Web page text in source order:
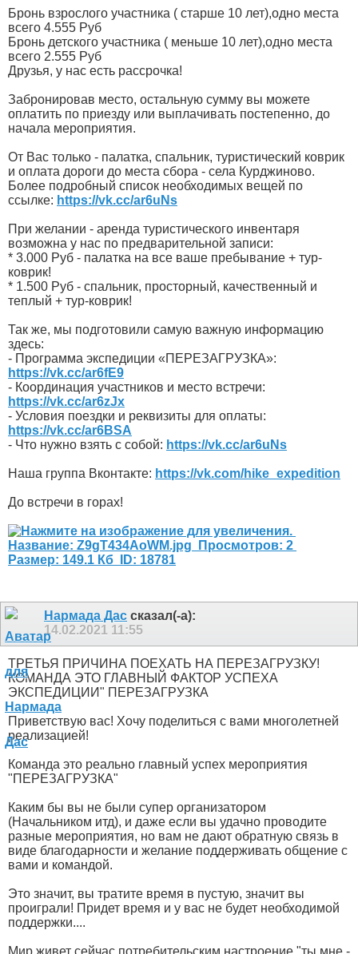
Бронь взрослого участника ( старше 10 лет),одно места
всего 4.555 Руб
Бронь детского участника ( меньше 10 лет),одно места
всего 2.555 Руб
Друзья, у нас есть рассрочка!
Забронировав место, остальную сумму вы можете
оплатить по приезду или выплачивать постепенно, до
начала мероприятия.
От Вас только - палатка, спальник, туристический коврик
и оплата дороги до места сбора - села Курджиново.
Более подробный список необходимых вещей по
ссылке: https://vk.cc/ar6uNs
При желании - аренда туристического инвентаря
возможна у нас по предварительной записи:
* 3.000 Руб - палатка на все ваше пребывание + тур-
коврик!
* 1.500 Руб - спальник, просторный, качественный и
теплый + тур-коврик!
Так же, мы подготовили самую важную информацию
здесь:
- Программа экспедиции «ПЕРЕЗАГРУЗКА»:
https://vk.cc/ar6fE9
- Координация участников и место встречи:
https://vk.cc/ar6zJx
- Условия поездки и реквизиты для оплаты:
https://vk.cc/ar6BSA
- Что нужно взять с собой: https://vk.cc/ar6uNs
Наша группа Вконтакте: https://vk.com/hike_expedition
До встречи в горах!
Нармада Дас сказал(-а):
14.02.2021 11:55
ТРЕТЬЯ ПРИЧИНА ПОЕХАТЬ НА ПЕРЕЗАГРУЗКУ!
КОМАНДА ЭТО ГЛАВНЫЙ ФАКТОР УСПЕХА
ЭКСПЕДИЦИИ" ПЕРЕЗАГРУЗКА
Приветствую вас! Хочу поделиться с вами многолетней
реализацией!
Команда это реально главный успех мероприятия
"ПЕРЕЗАГРУЗКА"
Каким бы вы не были супер организатором
(Начальником итд), и даже если вы удачно проводите
разные мероприятия, но вам не дают обратную связь в
виде благодарности и желание поддерживать общение с
вами и командой.
Это значит, вы тратите время в пустую, значит вы
проиграли! Придет время и у вас не будет необходимой
поддержки....